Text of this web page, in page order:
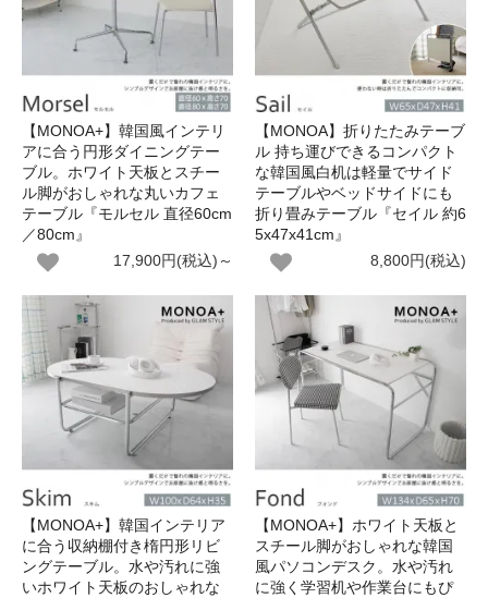
【MONOA+】韓国風インテリ
アに合う円形ダイニングテー
ブル。ホワイト天板とスチー
ル脚がおしゃれな丸いカフェ
テーブル『モルセル 直径60cm
／80cm』
17,900円(税込)～
【MONOA】折りたたみテーブ
ル 持ち運びできるコンパクト
な韓国風白机は軽量でサイド
テーブルやベッドサイドにも
折り畳みテーブル『セイル 約6
5x47x41cm』
8,800円(税込)
【MONOA+】韓国インテリア
に合う収納棚付き楕円形リビ
ングテーブル。水や汚れに強
いホワイト天板のおしゃれな
【MONOA+】ホワイト天板と
スチール脚がおしゃれな韓国
風パソコンデスク。水や汚れ
に強く学習机や作業台にもぴ